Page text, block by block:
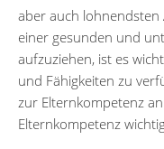
aber auch lohnendsten
einer gesunden und
aufzuziehen, ist es
und Fähigkeiten zu
zur Elternkompetenz
Elternkompetenz